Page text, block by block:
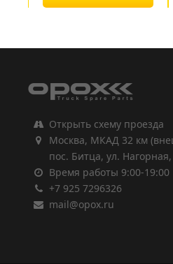
Открыть схему проезда
Москва, МКАД 32 км
пос. Битца, ул.
Время работы 9:00-19:00
+7 925 7296326
mail@opox.ru